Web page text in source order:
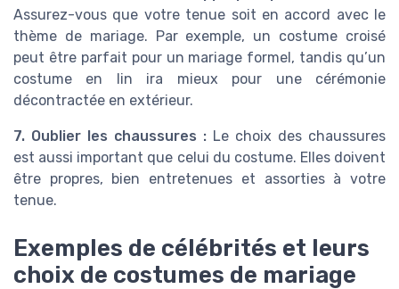
Assurez-vous que votre tenue soit en accord avec le
thème de mariage. Par exemple, un costume croisé
peut être parfait pour un mariage formel, tandis qu’un
costume en lin ira mieux pour une cérémonie
décontractée en extérieur.
7. Oublier les chaussures : Le choix des chaussures
est aussi important que celui du costume. Elles doivent
être propres, bien entretenues et assorties à votre
tenue.
Exemples de célébrités et leurs
choix de costumes de mariage